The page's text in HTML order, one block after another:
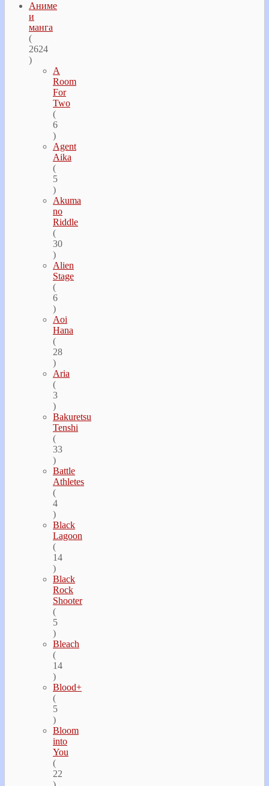
Аниме
и
манга
(
2624
)
A
Room
For
Two
(
6
)
Agent
Aika
(
5
)
Akuma
no
Riddle
(
30
)
Alien
Stage
(
6
)
Aoi
Hana
(
28
)
Aria
(
3
)
Bakuretsu
Tenshi
(
33
)
Battle
Athletes
(
4
)
Black
Lagoon
(
14
)
Black
Rock
Shooter
(
5
)
Bleach
(
14
)
Blood+
(
5
)
Bloom
into
You
(
22